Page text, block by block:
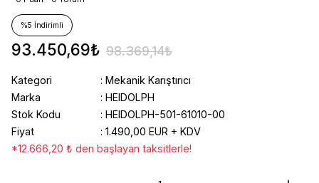
%5 İndirimli
93.450,69₺ 98.369,14₺
Kategori
Mekanik Karıştırıcı
Marka
HEIDOLPH
Stok Kodu
HEIDOLPH-501-61010-00
Fiyat
1.490,00 EUR + KDV
*12.666,20 ₺ den başlayan taksitlerle!